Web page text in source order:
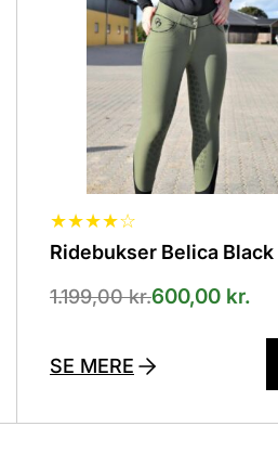
★★★★☆
Ridebukser Belica Black
1.199,00kr.600,00 kr.
vælges
varesiden
SE MERE